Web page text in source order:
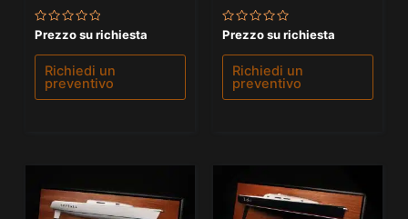
Valutato
0
su
Prezzo su richiesta
Richiedi un
preventivo
Valutato
0
su
Prezzo su richiesta
Richiedi un
preventivo